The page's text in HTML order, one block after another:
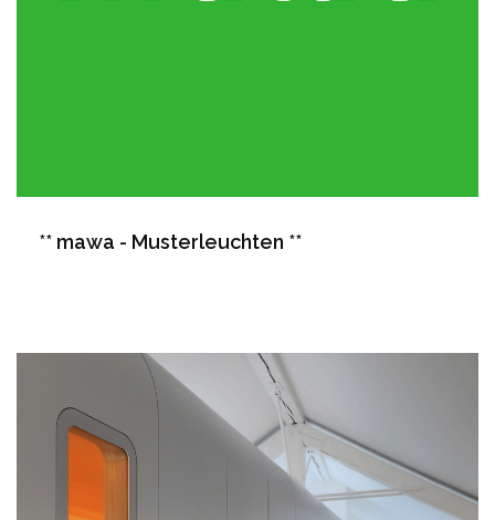
** mawa - Musterleuchten **